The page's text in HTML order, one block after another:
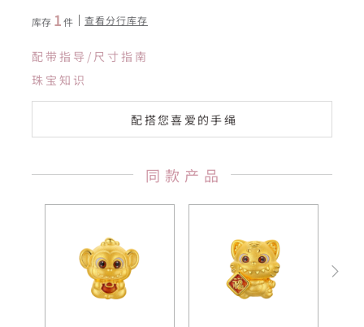
库存 1件 查看分行库存
配带指导/尺寸指南
珠宝知识
配搭您喜爱的手绳
同款产品